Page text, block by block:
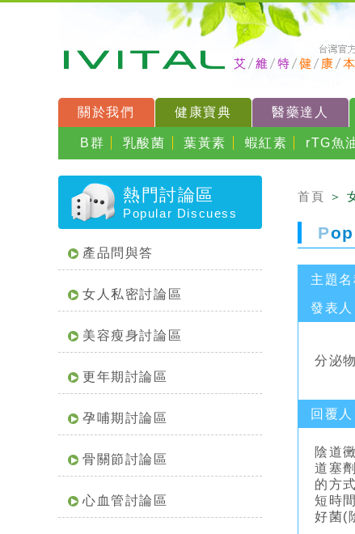
關於我們 健康寶典 醫藥達人
B群 乳酸菌 葉黃素 蝦紅素 rTG魚
熱門討論區
Popular Discuess
產品問與答
女人私密討論區
美容瘦身討論區
更年期討論區
孕哺期討論區
骨關節討論區
心血管討論區
首頁 ＞
P
主題名
發表人
分泌
回覆人
陰道
道塞
的方
短時
好菌(